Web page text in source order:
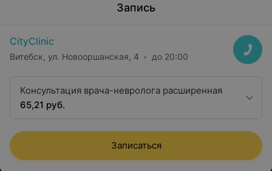
Запись
CityClinic
Витебск, ул. Новооршанская, 4 до 20:00
Консультация врача-невролога расширенная
65,21 руб.
Записаться